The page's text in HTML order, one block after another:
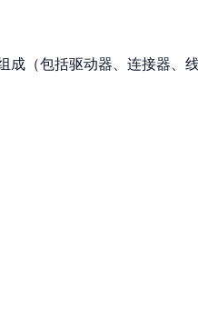
成（包括驱动器、连接器、